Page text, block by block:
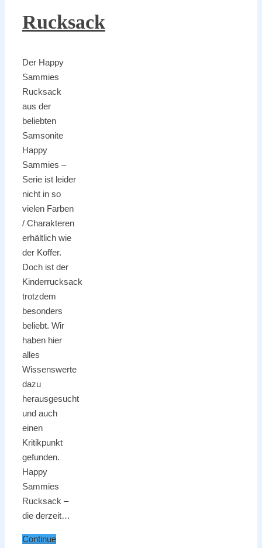
Rucksack
Der Happy
Sammies
Rucksack
aus der
beliebten
Samsonite
Happy
Sammies –
Serie ist leider
nicht in so
vielen Farben
/ Charakteren
erhältlich wie
der Koffer.
Doch ist der
Kinderrucksack
trotzdem
besonders
beliebt. Wir
haben hier
alles
Wissenswerte
dazu
herausgesucht
und auch
einen
Kritikpunkt
gefunden.
Happy
Sammies
Rucksack –
die derzeit…
Continue